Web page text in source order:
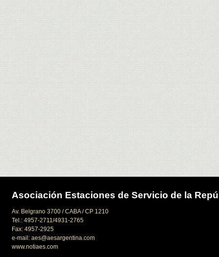
Asociación Estaciones de Servicio de la
Av. Belgrano 3700 / CABA / CP 1210
Tel.: 4957-2711/4931-2765
Fax: 4957-2925
e-mail: aes@aesargentina.com
www.notiaes.com